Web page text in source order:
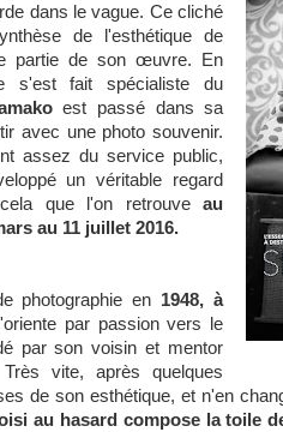
dans le vague. Ce cliché
de l'esthétique de
partie de son œuvre. En
s'est fait spécialiste du
est passé dans sa
avec une photo souvenir.
assez du service public,
un véritable regard
que l'on retrouveau
au 11 juillet 2016.
photographie en 1948, à
par passion vers le
par son voisin et mentor
Très vite, après quelques
de son esthétique, et n'en
au hasard compose la toile